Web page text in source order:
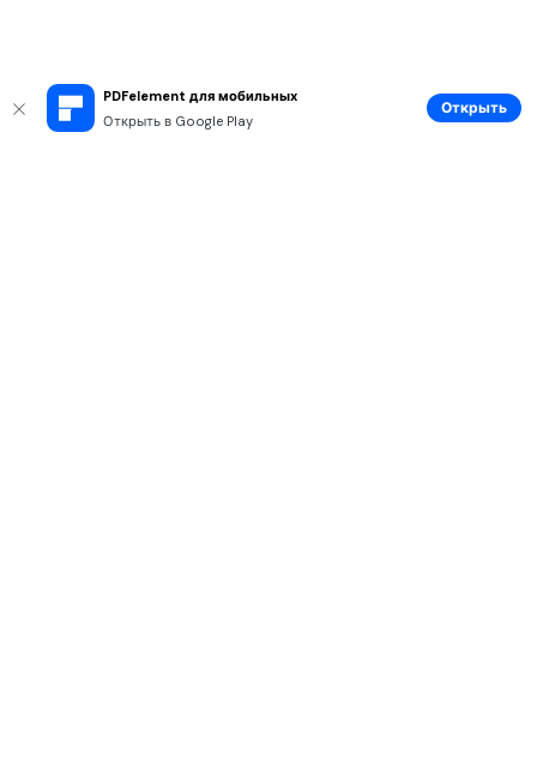
PDFelement для мобильных
Открыть в Google Play
Открыть